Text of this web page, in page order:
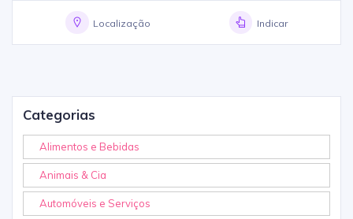
Categorias
Alimentos e Bebidas
Animais & Cia
Automóveis e Serviços
Localização Indicar